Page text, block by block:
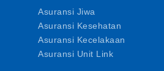
Asuransi Jiwa
Asuransi Kesehatan
Asuransi Kecelakaan
Asuransi Unit Link